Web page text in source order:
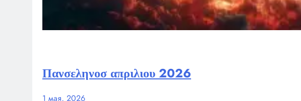
Πανσεληνοσ απριλιου 2026
1 мая, 2026